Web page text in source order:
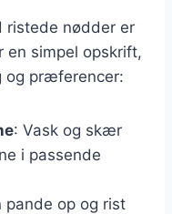
ristede nødder er
en simpel opskrift,
og præferencer:
: Vask og skær
i passende
pande op og rist